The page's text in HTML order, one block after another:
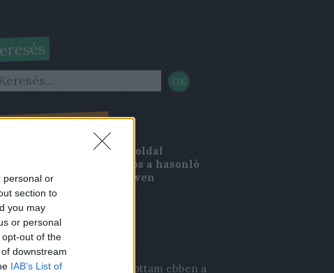
personal or
section to
you may
or personal
out of the
downstream
IAB’s List of
Magazin
lorincimagazin.blog.hu
oldal
szerkesztősége nem azonos a hasonló
Lőrinci Magazin néven
sajtótermék
topikok
Én még valaha játszottam ebben a